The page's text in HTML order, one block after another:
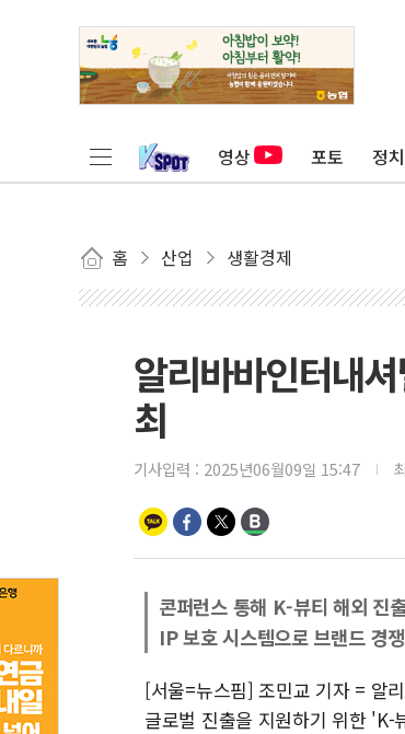
영상 포토 정치
홈 산업 생활경제
알리바바인터내
최
기사입력 : 2025년06월09일 15:47
콘퍼런스 통해 K-뷰티 해외 진
IP 보호 시스템으로 브랜드 경
[서울=뉴스핌] 조민교 기자 = 알
글로벌 진출을 지원하기 위한 'K-